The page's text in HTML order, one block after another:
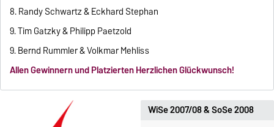
8. Randy Schwartz & Eckhard Stephan
9. Tim Gatzky & Philipp Paetzold
9. Bernd Rummler & Volkmar Mehliss
Allen Gewinnern und Platzierten Herzlichen Glückwunsch!
WiSe 2007/08 & SoSe 2008